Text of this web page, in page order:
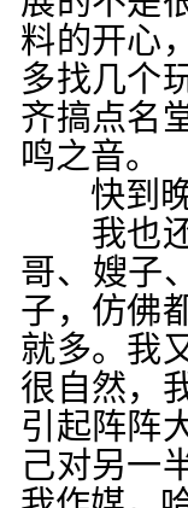
料的开心
多找几个
齐搞点名
鸣之音。
快到晚
我也还
哥、嫂子
子，仿佛
就多。我
很自然，
引起阵阵
己对另一